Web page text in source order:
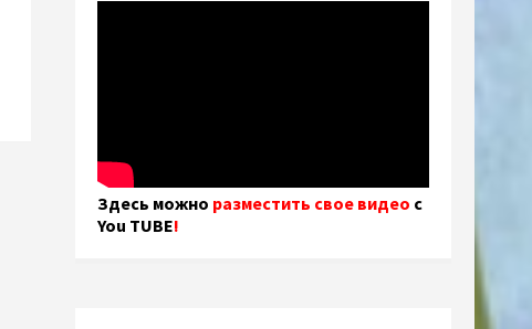
Здесь можно разместить свое видео с
You TUBE!